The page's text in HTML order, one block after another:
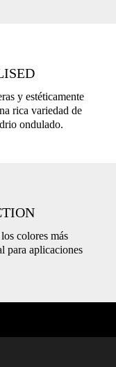
y estéticamente
rica variedad de
ondulado.
colores más
para aplicaciones